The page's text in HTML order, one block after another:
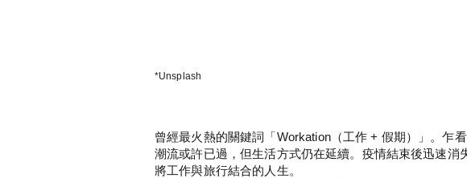
*Unsplash
曾經最火熱的關鍵詞「Workation（工作 + 假期）」。乍
潮流或許已過，但生活方式仍在延續。疫情結束後迅速
將工作與旅行結合的人生。